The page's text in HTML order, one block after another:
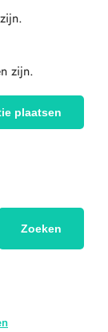
zijn.
Zoeken